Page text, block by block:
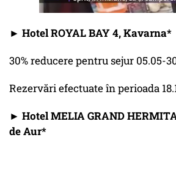
► Hotel ROYAL BAY 4, Kavarna*
30% reducere pentru sejur 05.05-
Rezervări efectuate în perioada
► Hotel MELIA GRAND
de Aur*